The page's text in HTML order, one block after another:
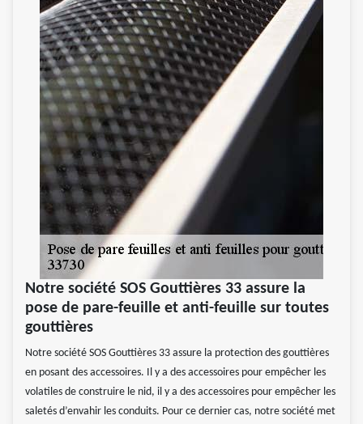
Notre société SOS Gouttières 33 assure la
pose de pare-feuille et anti-feuille sur toutes
gouttières
Notre société SOS Gouttières 33 assure la protection des gouttières
en posant des accessoires. Il y a des accessoires pour empêcher les
volatiles de construire le nid, il y a des accessoires pour empêcher les
saletés d’envahir les conduits. Pour ce dernier cas, notre société met